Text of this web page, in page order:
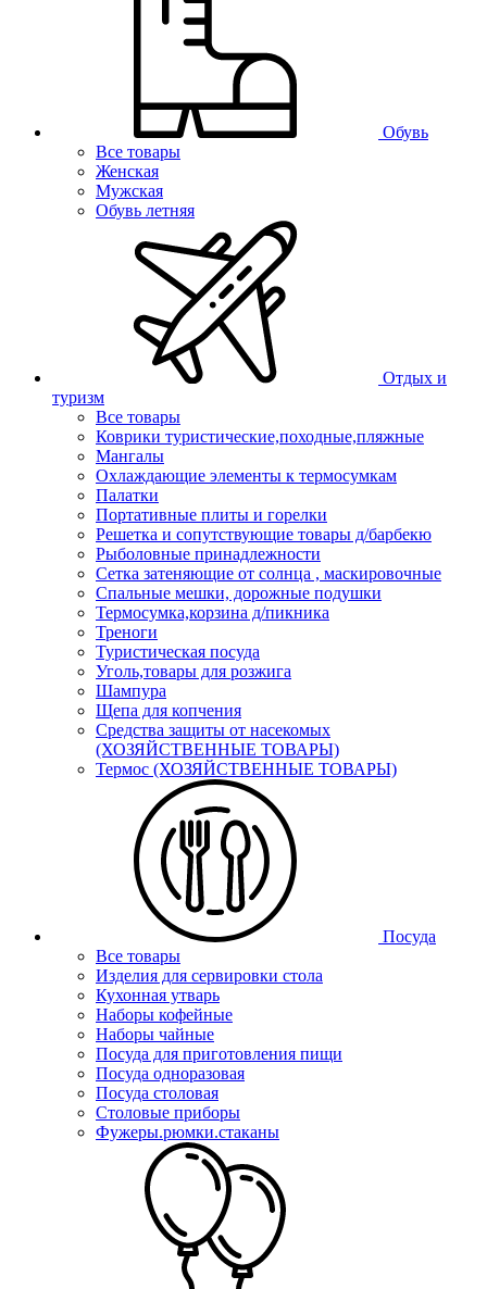
Обувь
Все товары
Женская
Мужская
Обувь летняя
Отдых и
туризм
Все товары
Коврики туристические,походные,пляжные
Мангалы
Охлаждающие элементы к термосумкам
Палатки
Портативные плиты и горелки
Решетка и сопутствующие товары д/барбекю
Рыболовные принадлежности
Сетка затеняющие от солнца , маскировочные
Спальные мешки, дорожные подушки
Термосумка,корзина д/пикника
Треноги
Туристическая посуда
Уголь,товары для розжига
Шампура
Щепа для копчения
Средства защиты от насекомых
(ХОЗЯЙСТВЕННЫЕ ТОВАРЫ)
Термос (ХОЗЯЙСТВЕННЫЕ ТОВАРЫ)
Посуда
Все товары
Изделия для сервировки стола
Кухонная утварь
Наборы кофейные
Наборы чайные
Посуда для приготовления пищи
Посуда одноразовая
Посуда столовая
Столовые приборы
Фужеры.рюмки.стаканы